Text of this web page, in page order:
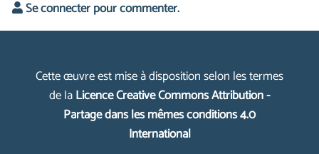
Se connecter pour commenter.
Cette œuvre est mise à disposition selon les termes
de laLicence Creative Commons Attribution -
Partage dans les mêmes conditions 4.0
International